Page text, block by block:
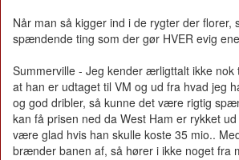
Når man så kigger ind i de rygter der florer,
spændende ting som der gør HVER evig
Summerville - Jeg kender ærligttalt ikke nok
at han er udtaget til VM og ud fra hvad jeg
og god dribler, så kunne det være rigtig
kan få prisen ned da West Ham er rykket
være glad hvis han skulle koste 35 mio..
brænder banen af, så hører i ikke noget fra